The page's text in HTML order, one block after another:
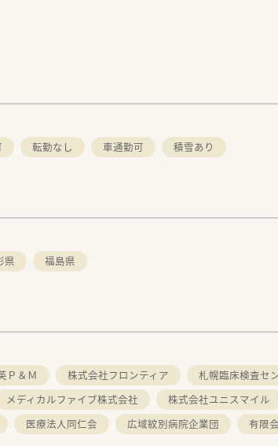
転勤なし 車通勤可 積雪あり
県 福島県
Ｐ＆Ｍ 株式会社フロンティア 札幌臨床検査セ
メディカルファイブ株式会社 株式会社ユニスマイル
医療法人同仁会 広域紋別病院企業団 有限